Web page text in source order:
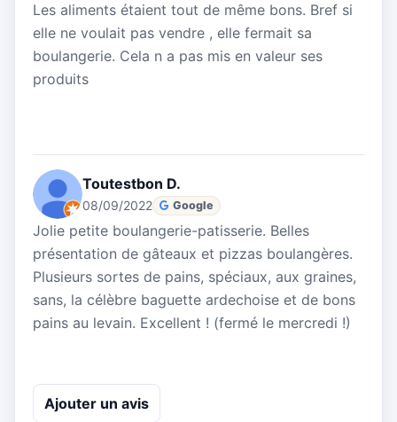
Les aliments étaient tout de même bons. Bref si
elle ne voulait pas vendre , elle fermait sa
boulangerie. Cela n a pas mis en valeur ses
produits
Toutestbon D.
08/09/2022 Google
Jolie petite boulangerie-patisserie. Belles
présentation de gâteaux et pizzas boulangères.
Plusieurs sortes de pains, spéciaux, aux graines,
sans, la célèbre baguette ardechoise et de bons
pains au levain. Excellent ! (fermé le mercredi !)
Ajouter un avis